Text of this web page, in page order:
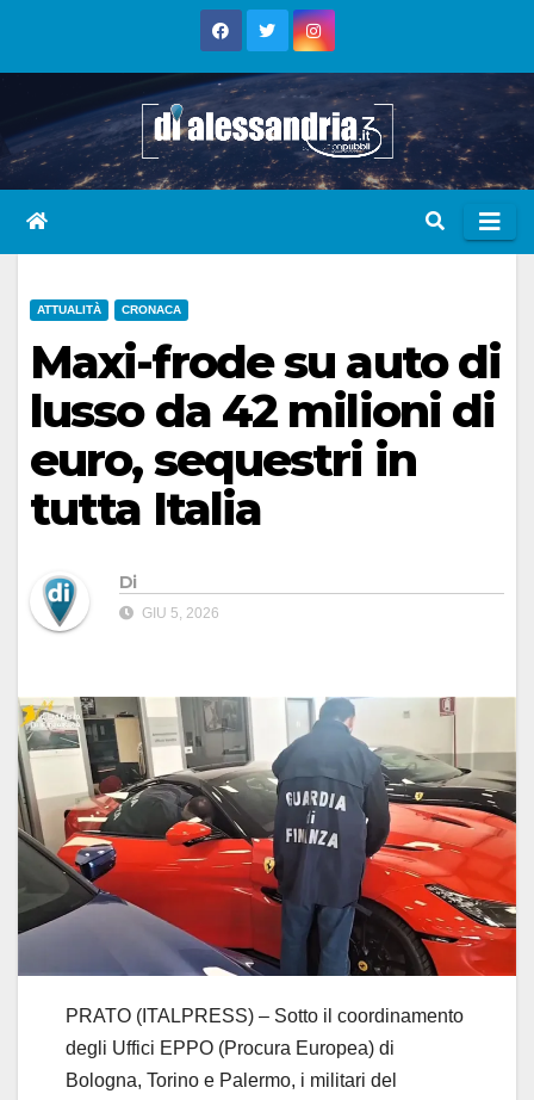
ATTUALITÀ CRONACA
Maxi-frode su auto di
lusso da 42 milioni di
euro, sequestri in
tutta Italia
Di
GIU 5, 2026
PRATO (ITALPRESS) – Sotto il coordinamento
degli Uffici EPPO (Procura Europea) di
Bologna, Torino e Palermo, i militari del